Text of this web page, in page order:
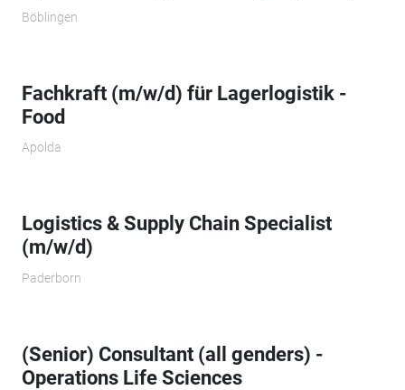
Böblingen
Fachkraft (m/w/d) für Lagerlogistik -
Food
Apolda
Logistics & Supply Chain Specialist
(m/w/d)
Paderborn
(Senior) Consultant (all genders) -
Operations Life Sciences